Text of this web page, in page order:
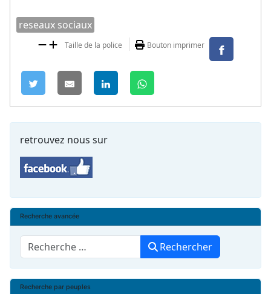
reseaux sociaux
Taille de la police Bouton imprimer
retrouvez nous sur
Recherche avancée
Rechercher Rechercher
Recherche par peuples